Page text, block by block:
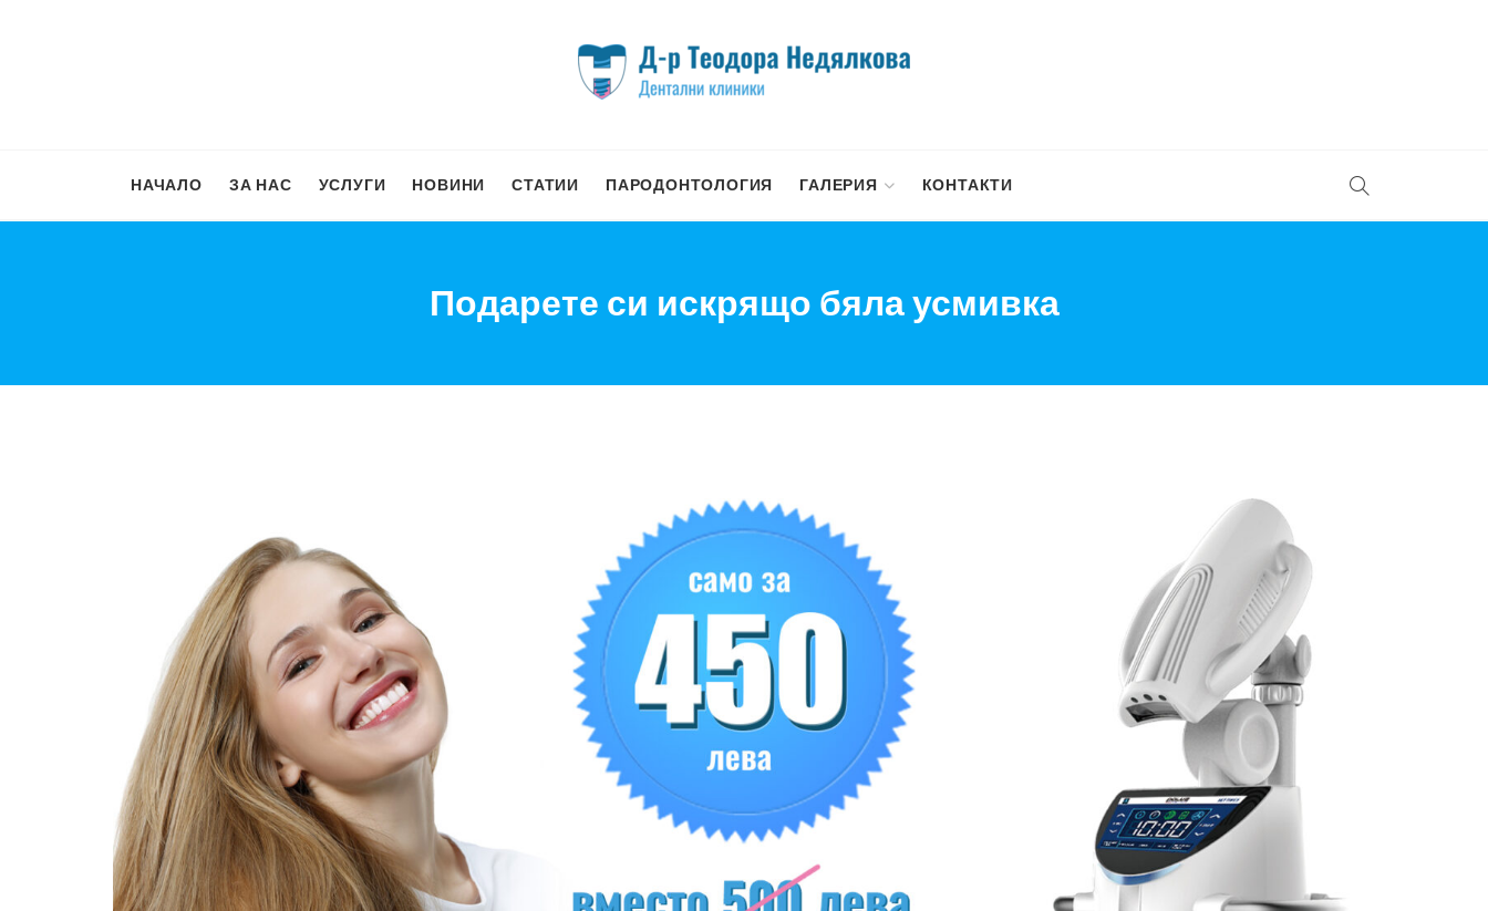
НАЧАЛО ЗА НАС УСЛУГИ НОВИНИ СТАТИИ ПАРОДОНТОЛОГИЯ ГАЛЕРИЯ КОНТАКТИ
Подарете си искрящо бяла усмивка